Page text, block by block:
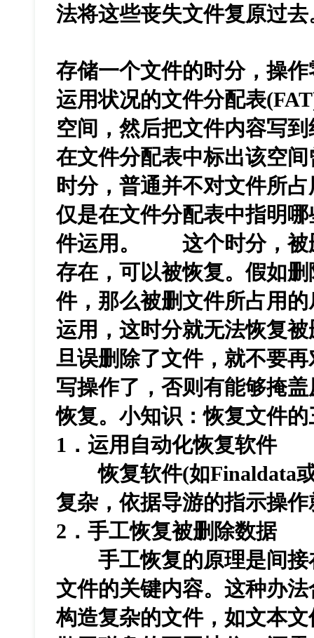
法将这些丧失文件复原过去
存储一个文件的时分，操
运用状况的文件分配表
空间，然后把文件内容写
在文件分配表中标出该空
时分，普通并不对文件所
仅是在文件分配表中指明
件运用。 这个时分，被
存在，可以被恢复。假如
件，那么被删文件所占用
运用，这时分就无法恢复
旦误删除了文件，就不要
写操作了，否则有能够掩
恢复。小知识：恢复文件
1．运用自动化恢复软件
恢复软件(如Finaldata或
复杂，依据导游的指示操
2．手工恢复被删除数据
手工恢复的原理是间接
文件的关键内容。这种办
构造复杂的文件，如文本